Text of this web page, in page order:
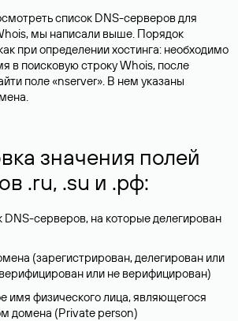
список DNS-серверов для
мы написали выше. Порядок
при определении хостинга: необходимо
в поисковую строку Whois, после
поле «nserver». В нем указаны
значения полей
.ru, .su и .рф:
DNS-серверов, на которые делегирован
(зарегистрирован, делегирован или
или не верифицирован)
имя физического лица, являющегося
домена (Privatе person)